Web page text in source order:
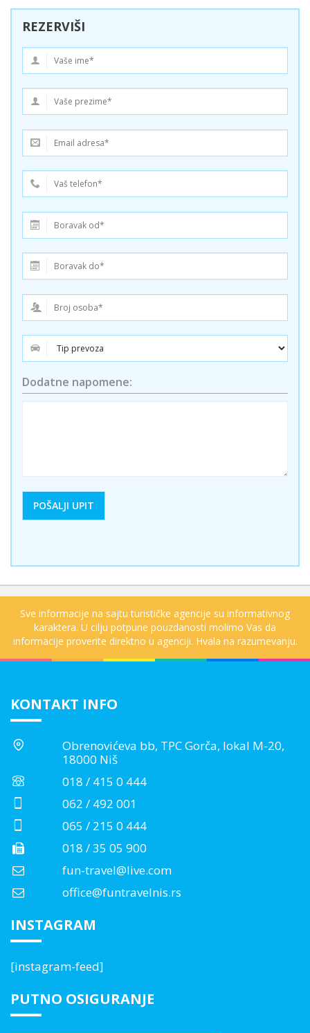
REZERVIŠI
Dodatne napomene:
Sve informacije na sajtu turističke agencije su informativnog
karaktera. U cilju potpune pouzdanosti molimo Vas da
informacije proverite direktno u agenciji. Hvala na razumevanju.
KONTAKT INFO
Obrenovićeva bb, TPC Gorča, lokal M-20,
18000 Niš
018 / 415 0 444
062 / 492 001
065 / 215 0 444
018 / 35 05 900
fun-travel@live.com
office@funtravelnis.rs
INSTAGRAM
[instagram-feed]
PUTNO OSIGURANJE